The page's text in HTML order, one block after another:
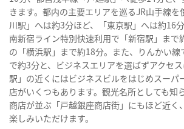
きます。都内の主要エリアを巡るJR山手線を
川駅」へは約3分ほど、「東京駅」へは約16
南新宿ライン特別快速利用で「新宿駅」まで
の「横浜駅」まで約18分。また、りんかい線
で約3分と、ビジネスエリアを選ばずアクセ
駅」の近くにはビジネスビルをはじめスーパ
店がいくつもあります。観光名所としても知
商店が並ぶ「戸越銀座商店街」にもほど近く
楽しみいただけます。